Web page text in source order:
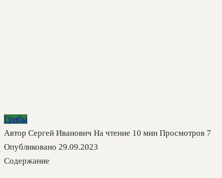
Грибы
Автор Сергей Иванович На чтение 10 мин Просмотров 7
Опубликовано 29.09.2023
Содержание